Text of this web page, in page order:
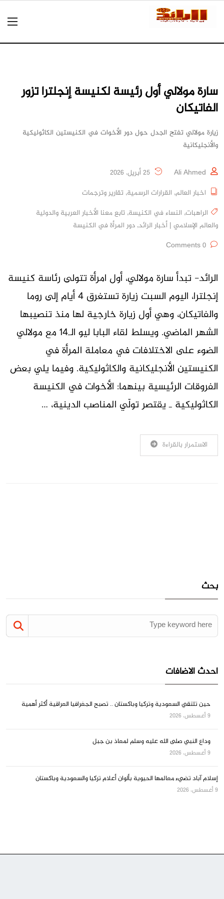
سارة مولالي أول رئيسة لكنيسة إنجلترا تزور
الفاتيكان
زيارة مولالي تفتح الجدل حول دور الأخوات في الكنيستين الكاثوليكية
والأنجليكانية
Ali Ahmed
اخبار العالم, القرارات الرسمية, تقارير وترجمات
الراهبات, النساء في الكنيسة, تابع معنا الأخبار العربية والدولية
والعالم الإسلامي | أخبار الرائد, دور المرأة في الكنيسة
الرائد- تبدأ سارة مولالي، أول امرأة تتولى رئاسة كنيسة
إنجلترا، اليوم السبت زيارة تستغرق 4 أيام إلى روما
والفاتيكان، وهي أول زيارة خارجية لها منذ تنصيبها
الشهر الماضي. ويسلط لقاء البابا ليو الـ14 مع مولالي
الضوء على الاختلافات في معاملة المرأة في
الكنيستين الأنجليكانية والكاثوليكية. وفيما يلي بعض
الفروقات الرئيسية بينهما: الأخوات في الكنيسة
الكاثوليكية ـ يقتصر تولّي المناصب الدينية، …
الاستمرار بالقراءة
بحث
احدث الاضافات
حين تلتقي السعودية وتركيا وباكستان .. تصبح الجغرافيا العراقية أكثر أهمية
9 أغسطس، 2026
وداع النبي صلى الله عليه وسلم لمعاذ بن جبل
9 أغسطس، 2026
إسلام آباد تضيء معالمها الحيوية بألوان أعلام تركيا والسعودية وباكستان
9 أغسطس، 2026